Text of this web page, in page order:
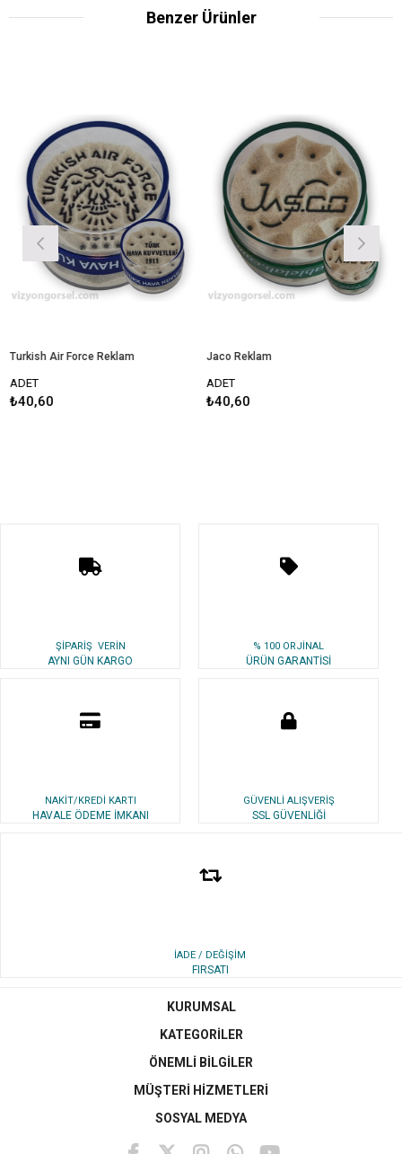
Benzer Ürünler
Turkish Air Force Reklam
ADET
₺40,60
Jaco Reklam
ADET
₺40,60
ŞİPARİŞ VERİN
AYNI GÜN KARGO
% 100 ORJİNAL
ÜRÜN GARANTİSİ
NAKİT/KREDİ KARTI
HAVALE ÖDEME İMKANI
GÜVENLİ ALIŞVERİŞ
SSL GÜVENLİĞİ
İADE / DEĞİŞİM
FIRSATI
KURUMSAL
KATEGORİLER
ÖNEMLİ BİLGİLER
MÜŞTERİ HİZMETLERİ
SOSYAL MEDYA